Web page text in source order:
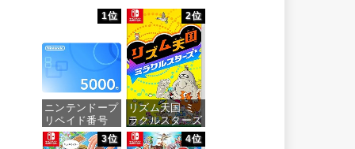
1位
ニンテンドープ
リペイド番号
5000円|オンラ
インコード版
2位
リズム天国 ミ
ラクルスターズ
-Switch
3位 4位